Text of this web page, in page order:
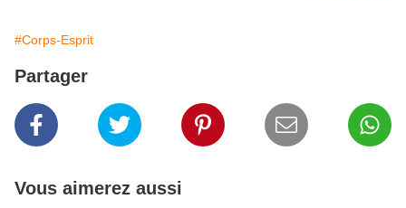
#Corps-Esprit
Partager
Vous aimerez aussi